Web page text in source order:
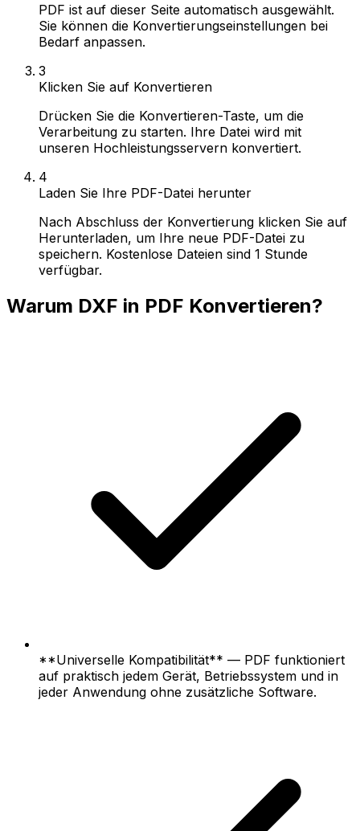
PDF ist auf dieser Seite automatisch ausgewählt.
Sie können die Konvertierungseinstellungen bei
Bedarf anpassen.
3
Klicken Sie auf Konvertieren
Drücken Sie die Konvertieren-Taste, um die
Verarbeitung zu starten. Ihre Datei wird mit
unseren Hochleistungsservern konvertiert.
4
Laden Sie Ihre PDF-Datei herunter
Nach Abschluss der Konvertierung klicken Sie auf
Herunterladen, um Ihre neue PDF-Datei zu
speichern. Kostenlose Dateien sind 1 Stunde
verfügbar.
Warum DXF in PDF Konvertieren?
**Universelle Kompatibilität** — PDF funktioniert
auf praktisch jedem Gerät, Betriebssystem und in
jeder Anwendung ohne zusätzliche Software.